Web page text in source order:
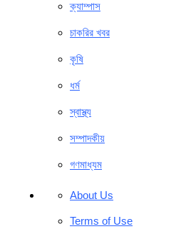
ক্যাম্পাস
চাকরির খবর
কৃষি
ধর্ম
স্বাস্থ্য
সম্পাদকীয়
গণমাধ্যম
About Us
Terms of Use